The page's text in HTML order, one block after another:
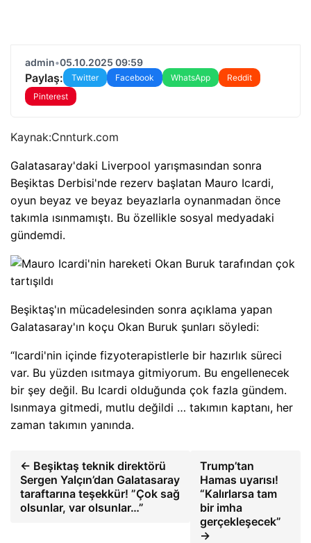
admin•05.10.2025 09:59
Paylaş: Twitter Facebook WhatsApp
Reddit
Pinterest
Kaynak:Cnnturk.com
Galatasaray'daki Liverpool yarışmasından sonra
Beşiktas Derbisi'nde rezerv başlatan Mauro Icardi,
oyun beyaz ve beyaz beyazlarla oynanmadan önce
takımla ısınmamıştı. Bu özellikle sosyal medyadaki
gündemdi.
Beşiktaş'ın mücadelesinden sonra açıklama yapan
Galatasaray'ın koçu Okan Buruk şunları söyledi:
“Icardi'nin içinde fizyoterapistlerle bir hazırlık süreci
var. Bu yüzden ısıtmaya gitmiyorum. Bu engellenecek
bir şey değil. Bu Icardi olduğunda çok fazla gündem.
Isınmaya gitmedi, mutlu değildi … takımın kaptanı, her
zaman takımın yanında.
← Beşiktaş teknik direktörü
Sergen Yalçın’dan Galatasaray
taraftarına teşekkür! ”Çok sağ
olsunlar, var olsunlar…”
Trump’tan
Hamas uyarısı!
“Kalırlarsa tam
bir imha
gerçekleşecek”
→